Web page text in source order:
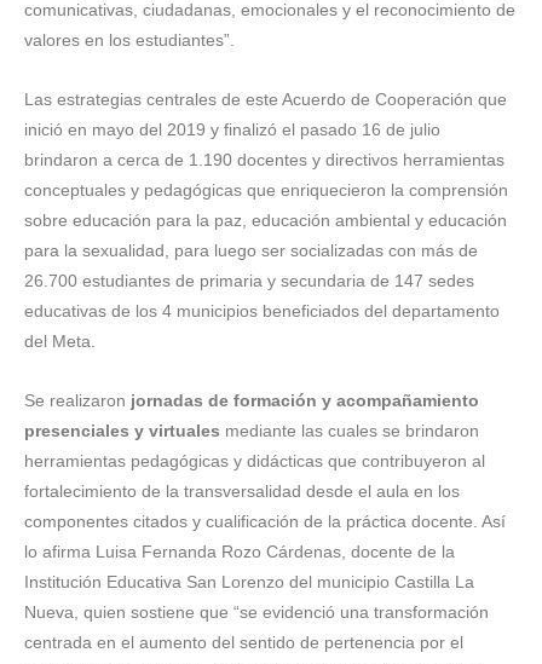
comunicativas, ciudadanas, emocionales y el reconocimiento de
valores en los estudiantes”.
Las estrategias centrales de este Acuerdo de Cooperación que
inició en mayo del 2019 y finalizó el pasado 16 de julio
brindaron a cerca de 1.190 docentes y directivos herramientas
conceptuales y pedagógicas que enriquecieron la comprensión
sobre educación para la paz, educación ambiental y educación
para la sexualidad, para luego ser socializadas con más de
26.700 estudiantes de primaria y secundaria de 147 sedes
educativas de los 4 municipios beneficiados del departamento
del Meta.
Se realizaron jornadas de formación y acompañamiento
presenciales y virtuales mediante las cuales se brindaron
herramientas pedagógicas y didácticas que contribuyeron al
fortalecimiento de la transversalidad desde el aula en los
componentes citados y cualificación de la práctica docente. Así
lo afirma Luisa Fernanda Rozo Cárdenas, docente de la
Institución Educativa San Lorenzo del municipio Castilla La
Nueva, quien sostiene que “se evidenció una transformación
centrada en el aumento del sentido de pertenencia por el